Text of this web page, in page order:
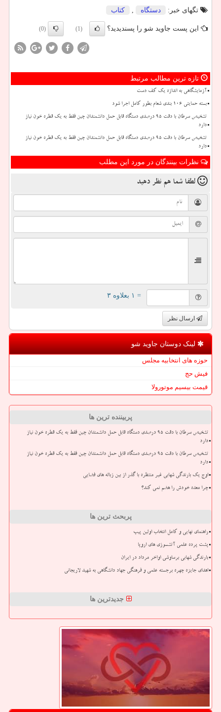
تگهای خبر:
دستگاه , كتاب
این پست جاوید شو را پسندیدید؟ (1)
(0)
تازه ترین مطالب مرتبط
آزمایشگاهی به اندازه یک کف دست
بسته حمایتی ۱۰۶ بندی شعام بطور کامل اجرا شود
تشخیص سرطان با دقت ۹۵ درصدی دستگاه قابل حمل دانشمندان چین فقط به یک قطره خون نیاز
دارد
تشخیص سرطان با دقت ۹۵ درصدی دستگاه قابل حمل دانشمندان چین فقط به یک قطره خون نیاز
دارد
نظرات بینندگان در مورد این مطلب
لطفا شما هم نظر دهید
= ۱ بعلاوه ۳
ارسال نظر
لینک دوستان جاوید شو
حوزه های انتخابیه مجلس
فیش حج
قیمت بیسیم موتورولا
پربیننده ترین ها
تشخیص سرطان با دقت ۹۵ درصدی دستگاه قابل حمل دانشمندان چین فقط به یک قطره خون نیاز
دارد
تشخیص سرطان با دقت ۹۵ درصدی دستگاه قابل حمل دانشمندان چین فقط به یک قطره خون نیاز
دارد
اوج یک بارندگی شهابی غیر منتظره با گذر از بین زباله های فضایی
چرا معده خودش را هضم نمی کند؟
پربحث ترین ها
راهنمای نهایی و کامل انتخاب اولین پیپ
پشت پرده علمی آتشسوزی های اروپا
بارندگی شهابی برساوشی اواخر مرداد در ایران
اهدای جایزه چهره برجسته علمی و فرهنگی جهاد دانشگاهی به شهید لاریجانی
جدیدترین ها